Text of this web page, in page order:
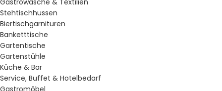
Gastrowäsche & Textilien
Stehtischhussen
Biertischgarnituren
Banketttische
Gartentische
Gartenstühle
Küche & Bar
Service, Buffet & Hotelbedarf